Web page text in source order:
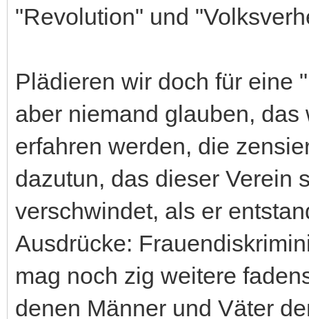
"Revolution" und
Plädieren wir doch für eine
aber niemand glauben,
erfahren werden, die
dazutun, das dieser Verein
verschwindet, als er
Ausdrücke:
mag noch zig weitere
denen Männer und Väter